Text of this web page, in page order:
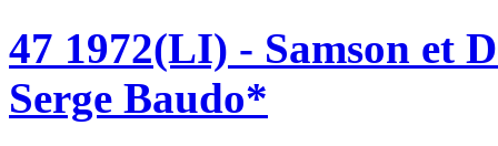
47 1972(LI) - Samson et
Serge Baudo*